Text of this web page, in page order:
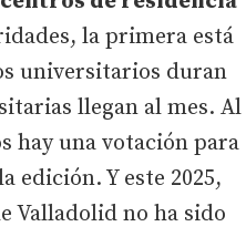
la primera está
universitarios duran
llegan al mes. Al
hay una votación para
edición. Y este 2025,
Valladolid no ha sido